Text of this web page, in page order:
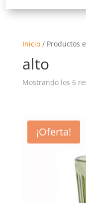
Inicio/ Productos
alto
Mostrando los 6
¡Oferta!